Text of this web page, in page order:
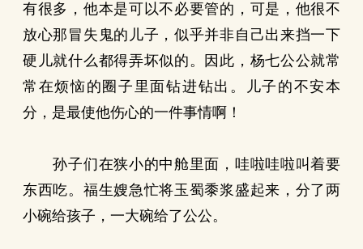
有很多，他本是可以不必要管的，可是，他很不
放心那冒失鬼的儿子，似乎并非自己出来挡一下
硬儿就什么都得弄坏似的。因此，杨七公公就常
常在烦恼的圈子里面钻进钻出。儿子的不安本
分，是最使他伤心的一件事情啊！
孙子们在狭小的中舱里面，哇啦哇啦叫着要
东西吃。福生嫂急忙将玉蜀黍浆盛起来，分了两
小碗给孩子，一大碗给了公公。